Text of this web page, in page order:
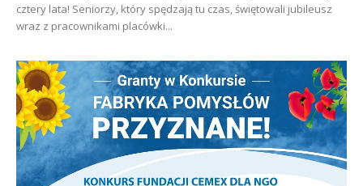
cztery lata! Seniorzy, który spędzają tu czas, świętowali jubileusz
wraz z pracownikami placówki...